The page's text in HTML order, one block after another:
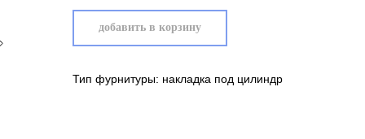
добавить в корзину
Тип фурнитуры: накладка под цилиндр